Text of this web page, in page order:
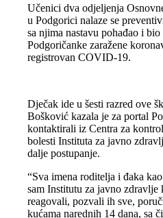
Učenici dva odjeljenja
u Podgorici nalaze se
sa njima nastavu pohađao i
Podgoričanke zaražene
registrovan COVID-19.
Dječak ide u šesti razred ove
Bošković kazala je za portal
kontaktirali iz Centra za
bolesti Instituta za javno
dalje postupanje.
“Sva imena roditelja i đaka
sam Institutu za javno zdravlje
reagovali, pozvali ih sve,
kućama narednih 14 dana, sa